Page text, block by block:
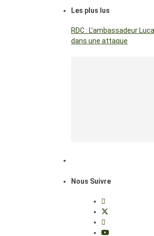
Les plus lus
RDC : L’ambassadeur
dans une attaque
Nous Suivre